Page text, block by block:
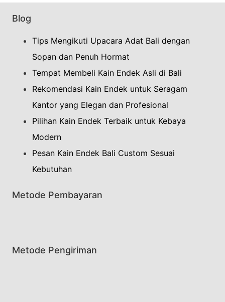
Blog
Tips Mengikuti Upacara Adat Bali dengan
Sopan dan Penuh Hormat
Tempat Membeli Kain Endek Asli di Bali
Rekomendasi Kain Endek untuk Seragam
Kantor yang Elegan dan Profesional
Pilihan Kain Endek Terbaik untuk Kebaya
Modern
Pesan Kain Endek Bali Custom Sesuai
Kebutuhan
Metode Pembayaran
Metode Pengiriman